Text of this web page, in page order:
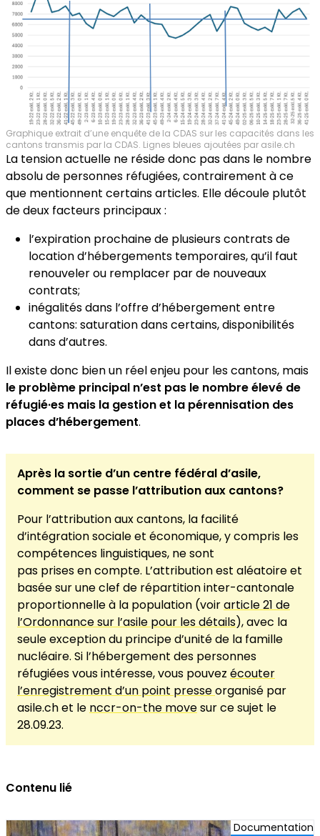
Graphique extrait d’une enquête de la CDAS sur les capacités dans les
cantons transmis par la CDAS. Lignes bleues ajoutées par asile.ch
La tension actuelle ne réside donc pas dans le nombre
absolu de personnes réfugiées, contrairement à ce
que mentionnent certains articles. Elle découle plutôt
de deux facteurs principaux :
l’expiration prochaine de plusieurs contrats de
location d’hébergements temporaires, qu’il faut
renouveler ou remplacer par de nouveaux
contrats;
inégalités dans l’offre d’hébergement entre
cantons: saturation dans certains, disponibilités
dans d’autres.
Il existe donc bien un réel enjeu pour les cantons, mais
le problème principal n’est pas le nombre élevé de
réfugié·es mais la gestion et la pérennisation des
places d’hébergement.
Après la sortie d’un centre fédéral d’asile,
comment se passe l’attribution aux cantons?
Pour l’attribution aux cantons, la facilité
d’intégration sociale et économique, y compris les
compétences linguistiques, ne sont
pas prises en compte. L’attribution est aléatoire et
basée sur une clef de répartition inter-cantonale
proportionnelle à la population (voirarticle 21 de
l’Ordonnance sur l’asile pour les détails), avec la
seule exception du principe d’unité de la famille
nucléaire. Si l’hébergement des personnes
réfugiées vous intéresse, vous pouvez écouter
l’enregistrement d’un point presseorganisé par
asile.ch et le nccr-on-the movesur ce sujet le
28.09.23.
Contenu lié
Documentation